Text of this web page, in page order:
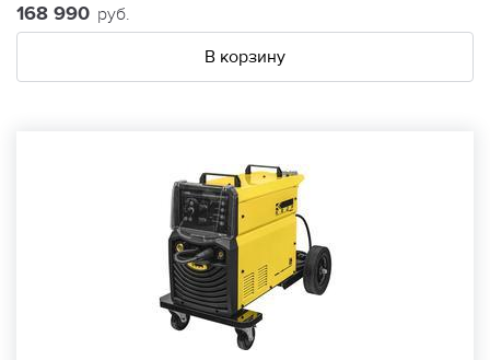
168 990 руб.
В корзину